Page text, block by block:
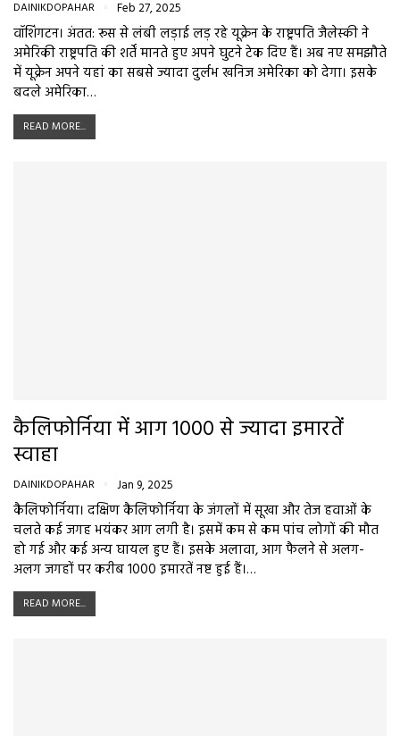
DAINIKDOPAHAR Feb 27, 2025
वॉशिंगटन। अंतत: रूस से लंबी लड़ाई लड़ रहे यूक्रेन के राष्ट्रपति जैलेस्की ने
अमेरिकी राष्ट्रपति की शर्तें मानते हुए अपने घुटने टेक दिए हैं। अब नए समझौते
में यूक्रेन अपने यहां का सबसे ज्यादा दुर्लभ खनिज अमेरिका को देगा। इसके
बदले अमेरिका…
READ MORE...
कैलिफोर्निया में आग 1000 से ज्यादा इमारतें
स्वाहा
DAINIKDOPAHAR Jan 9, 2025
कैलिफोर्निया। दक्षिण कैलिफोर्निया के जंगलों में सूखा और तेज हवाओं के
चलते कई जगह भयंकर आग लगी है। इसमें कम से कम पांच लोगों की मौत
हो गई और कई अन्य घायल हुए हैं। इसके अलावा, आग फैलने से अलग-
अलग जगहों पर करीब 1000 इमारतें नष्ट हुई हैं।…
READ MORE...